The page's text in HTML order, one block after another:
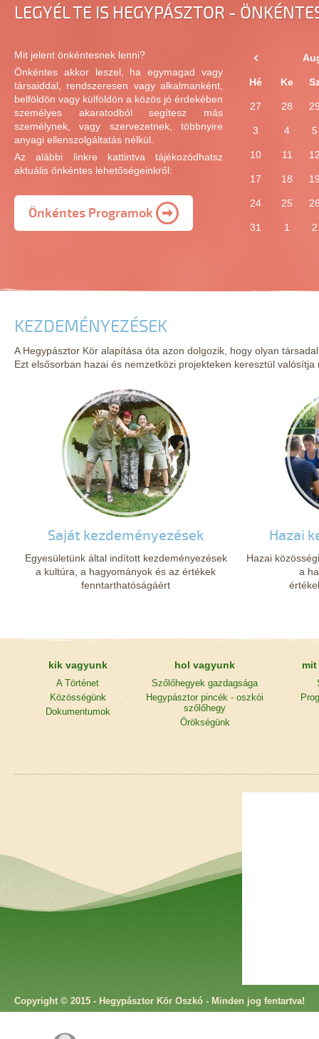
LEGYÉL TE IS HEGYPÁSZTOR -
Mit jelent önkéntesnek lenni?
Önkéntes akkor leszel, ha egymagad vagy
társaiddal, rendszeresen vagy alkalmanként,
belföldön vagy külföldön a közös jó érdekében
személyes akaratodból segítesz más
személynek, vagy szervezetnek, többnyire
anyagi ellenszolgáltatás nélkül.
Az alábbi linkre kattintva tájékozódhatsz
aktuális önkéntes lehetőségeinkről:
Önkéntes Programok
Hé Ke
27 28
3 4 5
10 11
17 18
24 25
31 1 2
KEZDEMÉNYEZÉSEK
A Hegypásztor Kör alapítása óta azon dolgozik, hogy olyan
Ezt elsősorban hazai és nemzetközi projekteken keresztül valósítja
Saját kezdeményezések
Egyesületünk által indított kezdeményezések
a kultúra, a hagyományok és az értékek
fenntarthatóságáért
Hazai
Hazai
a
kik vagyunk
A Történet
Közösségünk
Dokumentumok
hol vagyunk
Szőlőhegyek gazdagsága
Hegypásztor pincék - oszkói
szőlőhegy
Örökségünk
Copyright © 2015 - Hegypásztor Kör Oszkó - Minden jog fentartva!